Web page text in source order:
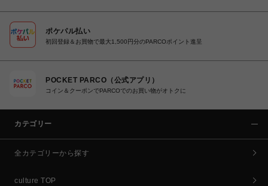
ポケパル払い
初回登録＆お買物で最大1,500円分のPARCOポイント進呈
POCKET PARCO（公式アプリ）
コイン＆クーポンでPARCOでのお買い物がオトクに
カテゴリー
全カテゴリーから探す
culture TOP